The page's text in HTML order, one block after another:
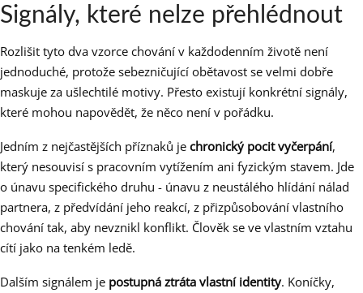
Signály, které nelze přehlédnout
Rozlišit tyto dva vzorce chování v každodenním životě není
jednoduché, protože sebezničující obětavost se velmi dobře
maskuje za ušlechtilé motivy. Přesto existují konkrétní signály,
které mohou napovědět, že něco není v pořádku.
Jedním z nejčastějších příznaků je chronický pocit vyčerpání,
který nesouvisí s pracovním vytížením ani fyzickým stavem. Jde
o únavu specifického druhu - únavu z neustálého hlídání nálad
partnera, z předvídání jeho reakcí, z přizpůsobování vlastního
chování tak, aby nevznikl konflikt. Člověk se ve vlastním vztahu
cítí jako na tenkém ledě.
Dalším signálem je postupná ztráta vlastní identity. Koníčky,